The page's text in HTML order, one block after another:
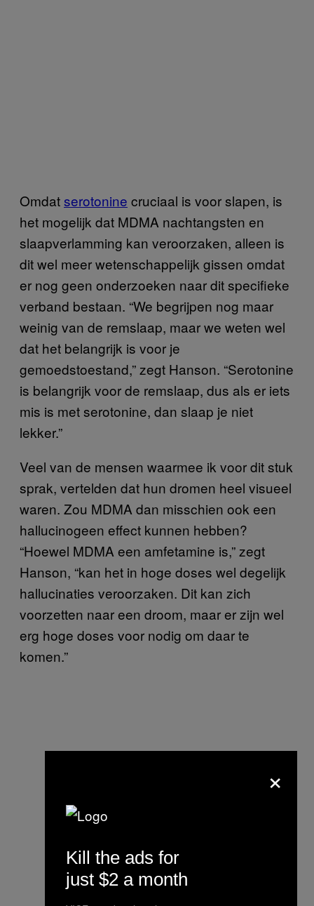
Omdatserotonine cruciaal is voor slapen, is
het mogelijk dat MDMA nachtangsten en
slaapverlamming kan veroorzaken, alleen is
dit wel meer wetenschappelijk gissen omdat
er nog geen onderzoeken naar dit specifieke
verband bestaan. “We begrijpen nog maar
weinig van de remslaap, maar we weten wel
dat het belangrijk is voor je
gemoedstoestand,” zegt Hanson. “Serotonine
is belangrijk voor de remslaap, dus als er iets
mis is met serotonine, dan slaap je niet
lekker.”
Veel van de mensen waarmee ik voor dit stuk
sprak, vertelden dat hun dromen heel visueel
waren. Zou MDMA dan misschien ook een
hallucinogeen effect kunnen hebben?
“Hoewel MDMA een amfetamine is,” zegt
Hanson, “kan het in hoge doses wel degelijk
hallucinaties veroorzaken. Dit kan zich
voorzetten naar een droom, maar er zijn wel
erg hoge doses voor nodig om daar te
komen.”
×
Kill the ads for
just $2 a month